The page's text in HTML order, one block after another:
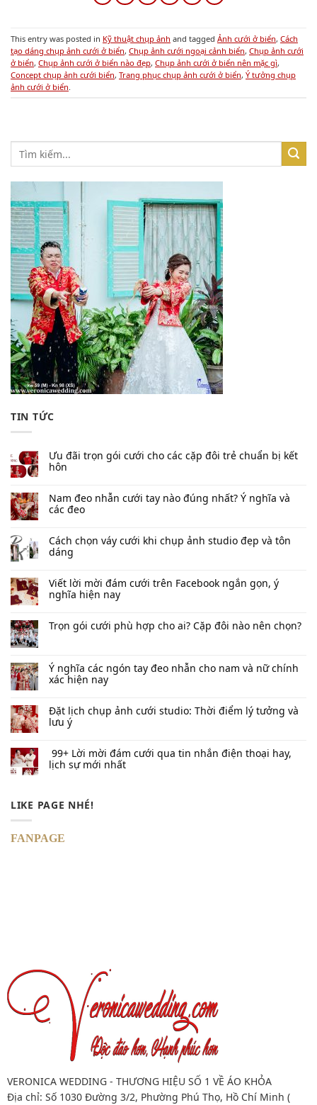
This entry was posted in Kỹ thuật chụp ảnh and tagged Ảnh cưới ở biển, Cách
tạo dáng chụp ảnh cưới ở biển, Chụp ảnh cưới ngoại cảnh biển, Chụp ảnh cưới
ở biển, Chụp ảnh cưới ở biển nào đẹp, Chụp ảnh cưới ở biển nên mặc gì,
Concept chụp ảnh cưới biển, Trang phục chụp ảnh cưới ở biển, Ý tưởng chụp
ảnh cưới ở biển
TIN TỨC
Ưu đãi trọn gói cưới cho các cặp đôi trẻ chuẩn bị kết
hôn
Nam đeo nhẫn cưới tay nào đúng nhất​? Ý nghĩa và
các đeo
Cách chọn váy cưới khi chụp ảnh studio đẹp và tôn
dáng
Viết lời mời đám cưới trên Facebook​ ngắn gọn, ý
nghĩa hiện nay
Trọn gói cưới phù hợp cho ai? Cặp đôi nào nên chọn?
Ý nghĩa các ngón tay đeo nhẫn cho nam và nữ chính
xác hiện nay
Đặt lịch chụp ảnh cưới studio: Thời điểm lý tưởng và
lưu ý
99+ Lời mời đám cưới qua tin nhắn​ điện thoại hay,
lịch sự mới nhất
LIKE PAGE NHÉ!
FANPAGE
VERONICA WEDDING - THƯƠNG HIỆU SỐ 1 VỀ ÁO KHỎA
Địa chỉ: Số 1030 Đường 3/2, Phường Phú Thọ, Hồ Chí Minh (